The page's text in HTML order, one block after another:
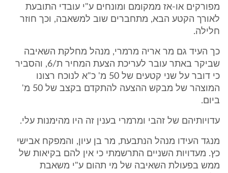
מפורקים או-אז ממקומם ומונחים ע"י עובדי התובעת
לאורך הקטע הבא, מתחברים שוב למשאבה, וכך חוזר
חלילה.
כך העיד גם מר אריה מרמרי, מנהל מחלקת השאיבה
שביקר באתר עובר לעריכת הצעת המחיר ת/6, והסביר
כי דובר על שני קטעים של 50 מ' כ"א לנוכח רצונו
המוצהר של מבקש ההצעה להתקדם בקצב של 50 מ'
ביום.
עדויותיהם של זהבי ומרמרי בענין זה היו מהימנות עלי.
מנגד העידו מנהל הנתבעת, מר בן עיון, והמפקח אבישי
כץ. מעדויות השניים התרשמתי כי אין להם בקיאות של
ממש בפעולת השאיבה של מי תהום ע"י משאבת